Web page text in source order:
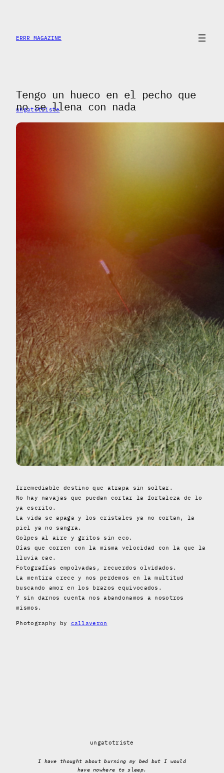
content
ERRR MAGAZINE
Tengo un hueco en el pecho que
no se llena con nada
ungatotriste
Irremediable destino que atrapa sin soltar.
No hay navajas que puedan cortar la fortaleza de lo
ya escrito.
La vida se apaga y los cristales ya no cortan, la
piel ya no sangra.
Golpes al aire y gritos sin eco.
Días que corren con la misma velocidad con la que la
lluvia cae.
Fotografías empolvadas, recuerdos olvidados.
La mentira crece y nos perdemos en la multitud
buscando amor en los brazos equivocados.
Y sin darnos cuenta nos abandonamos a nosotros
mismos.
Photography by callaveron
ungatotriste
I have thought about burning my bed but I would
have nowhere to sleep.